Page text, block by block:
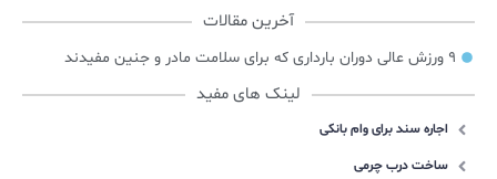
آخرین مقالات
۹ ورزش عالی دوران بارداری که برای سلامت مادر و جنین مفیدند
لینک های مفید
اجاره سند برای وام بانکی
ساخت درب چرمی